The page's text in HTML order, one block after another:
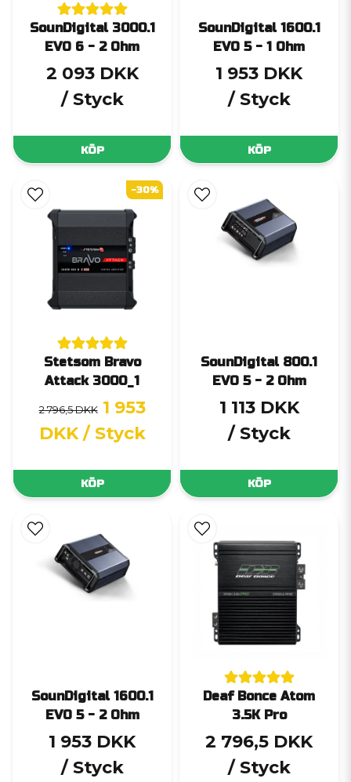
SounDigital 3000.1
EVO 6 - 2 Ohm
2 093 DKK
/ Styck
KÖP
SounDigital 1600.1
EVO 5 - 1 Ohm
1 953 DKK
/ Styck
KÖP
Stetsom Bravo
Attack 3000_1
2 796,5 DKK 1 953
DKK / Styck
KÖP
-30%
SounDigital 800.1
EVO 5 - 2 Ohm
1 113 DKK
/ Styck
KÖP
SounDigital 1600.1
EVO 5 - 2 Ohm
1 953 DKK
/ Styck
Deaf Bonce Atom
3.5K Pro
2 796,5 DKK
/ Styck